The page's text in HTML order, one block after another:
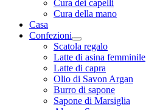
Cura dei capelli
Cura della mano
Casa
Confezioni
Scatola regalo
Latte di asina femminile
Latte di capra
Olio di Savon Argan
Burro di sapone
Sapone di Marsiglia